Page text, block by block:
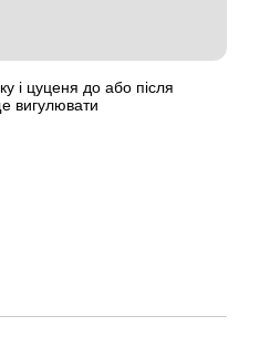
і цуценя до або після
вигулювати